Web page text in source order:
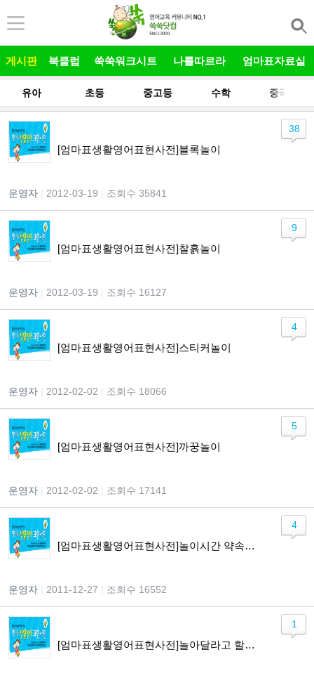
게시판 북클럽 쑥쑥워크시트 나를따르라 엄마표자료실
유아 초등 중고등 수학 중국어
[엄마표생활영어표현사전]블록놀이
운영자 2012-03-19 조회수 35841
38
[엄마표생활영어표현사전]찰흙놀이
운영자 2012-03-19 조회수 16127
9
[엄마표생활영어표현사전]스티커놀이
운영자 2012-02-02 조회수 18066
4
[엄마표생활영어표현사전]까꿍놀이
운영자 2012-02-02 조회수 17141
5
[엄마표생활영어표현사전]놀이시간 약속하기
운영자 2011-12-27 조회수 16552
4
[엄마표생활영어표현사전]놀아달라고 할 때
1